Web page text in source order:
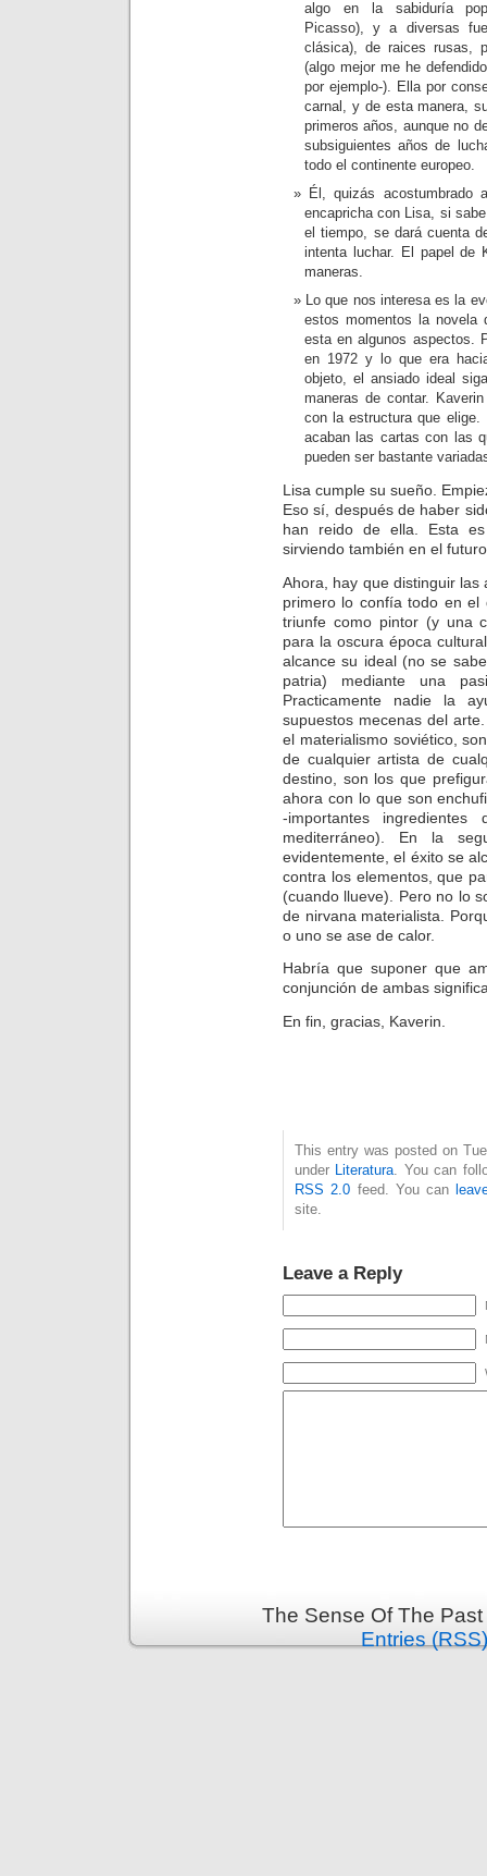
algo en la sabiduría
Picasso), y a diversas
clásica), de raices rusas,
(algo mejor me he
por ejemplo-). Ella por
carnal, y de esta manera,
primeros años, aunque no
subsiguientes años de
todo el continente europeo.
Él, quizás acostumbrado
encapricha con Lisa, si
el tiempo, se dará cuenta
intenta luchar. El papel de
maneras.
Lo que nos interesa es la
estos momentos la novela
esta en algunos aspectos.
en 1972 y lo que era
objeto, el ansiado ideal
maneras de contar.
con la estructura que
acaban las cartas con las
pueden ser bastante
Lisa cumple su sueño.
Eso sí, después de haber
han reido de ella. Esta
sirviendo también en el
Ahora, hay que distinguir las
primero lo confía todo en el
triunfe como pintor (y una
para la oscura época
alcance su ideal (no se
patria) mediante una
Practicamente nadie la
supuestos mecenas del
el materialismo soviético,
de cualquier artista de
destino, son los que
ahora con lo que son
-importantes
mediterráneo). En la
evidentemente, el éxito se
contra los elementos, que
(cuando llueve). Pero no lo
de nirvana materialista.
o uno se ase de calor.
Habría que suponer que
conjunción de ambas
En fin, gracias, Kaverin.
This entry was posted on
under Literatura. You can
RSS 2.0 feed. You can
site.
Leave a Reply
The Sense Of The
Entries (RSS)